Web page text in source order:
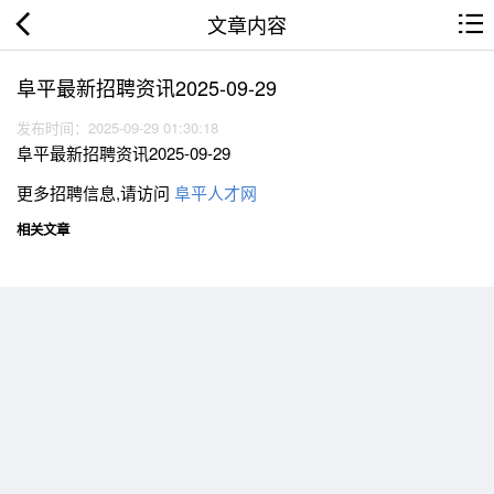
文章内容
阜平最新招聘资讯2025-09-29
发布时间：2025-09-29 01:30:18
阜平最新招聘资讯2025-09-29
更多招聘信息,请访问 阜平人才网
相关文章